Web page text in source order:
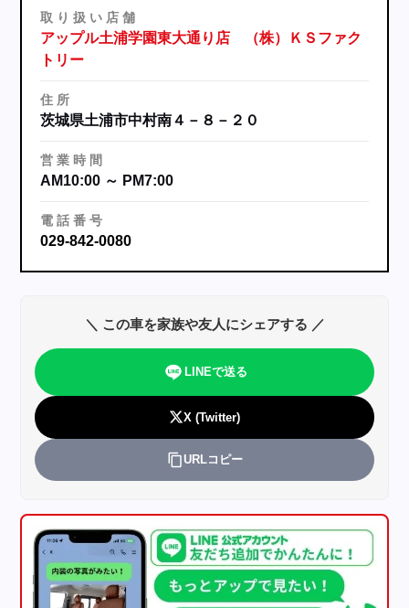
取 り 扱 い 店 舗
アップル土浦学園東大通り店 （株）ＫＳファク
トリー
住 所
茨城県土浦市中村南４－８－２０
営 業 時 間
AM10:00 ～ PM7:00
電 話 番 号
029-842-0080
＼ この車を家族や友人にシェアする ／
LINEで送る
X (Twitter)
URLコピー